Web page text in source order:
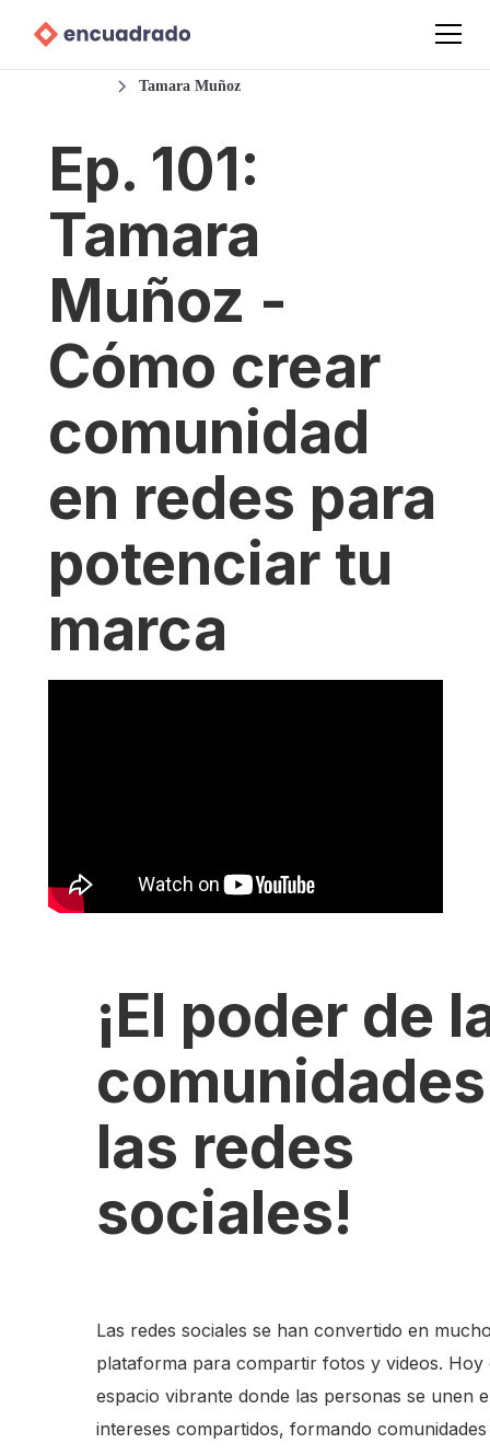
Tamara Muñoz
Ep. 101:
Tamara
Muñoz -
Cómo crear
comunidad
en redes para
potenciar tu
marca
¡El poder de
las redes
sociales!
Las redes sociales se han convertido en
plataforma para compartir fotos y videos. Hoy
espacio vibrante donde las personas se unen
intereses compartidos, formando